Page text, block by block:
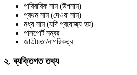
পারিবারিক নাম (উপনাম)
প্রথম নাম (দেওয়া নাম)
মধ্য নাম (যদি প্রযোজ্য হয়)
পাসপোর্ট নম্বর
জাতীয়তা/নাগরিকত্ব
২. ব্যক্তিগত তথ্য